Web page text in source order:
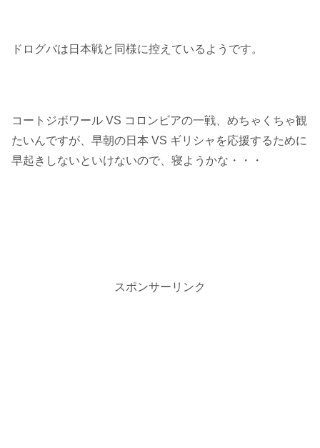
ドログバは日本戦と同様に控えているようです。
コートジボワール VS コロンビアの一戦、めちゃくちゃ観
たいんですが、早朝の日本 VS ギリシャを応援するために
早起きしないといけないので、寝ようかな・・・
スポンサーリンク